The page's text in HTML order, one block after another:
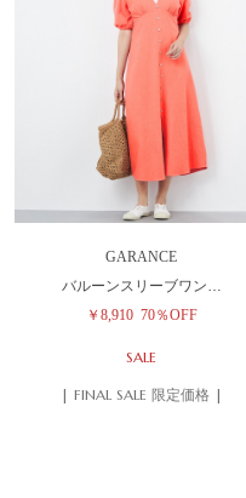
GARANCE
バルーンスリーブワン…
￥8,910 70％OFF
SALE
| FINAL SALE 限定価格 |